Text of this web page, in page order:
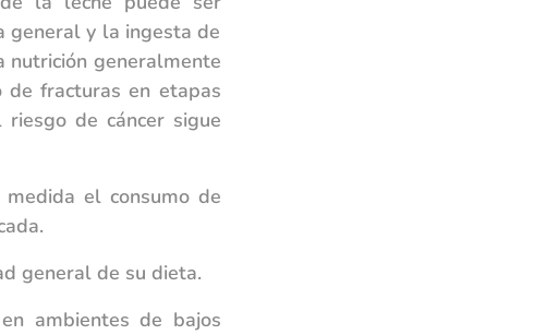
general y la ingesta de
nutrición generalmente
de fracturas en etapas
de cáncer sigue
el consumo de
general de su dieta.
ambientes de bajos